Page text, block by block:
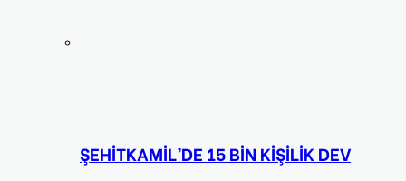
ŞEHİTKAMİL’DE 15 BİN KİŞİLİK DEV